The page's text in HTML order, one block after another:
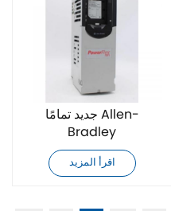
جديد تمامًا Allen-
Bradley
20F11NC2P1JA0NNNNN
محرك تردد متغير للتيار
اقرأ المزيد